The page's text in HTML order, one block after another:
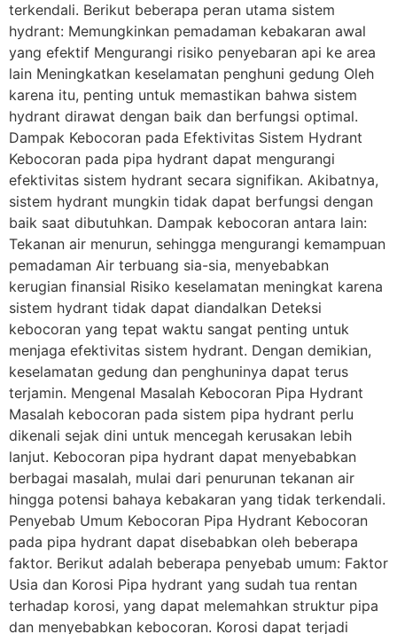
terkendali. Berikut beberapa peran utama sistem
hydrant: Memungkinkan pemadaman kebakaran awal
yang efektif Mengurangi risiko penyebaran api ke area
lain Meningkatkan keselamatan penghuni gedung Oleh
karena itu, penting untuk memastikan bahwa sistem
hydrant dirawat dengan baik dan berfungsi optimal.
Dampak Kebocoran pada Efektivitas Sistem Hydrant
Kebocoran pada pipa hydrant dapat mengurangi
efektivitas sistem hydrant secara signifikan. Akibatnya,
sistem hydrant mungkin tidak dapat berfungsi dengan
baik saat dibutuhkan. Dampak kebocoran antara lain:
Tekanan air menurun, sehingga mengurangi kemampuan
pemadaman Air terbuang sia-sia, menyebabkan
kerugian finansial Risiko keselamatan meningkat karena
sistem hydrant tidak dapat diandalkan Deteksi
kebocoran yang tepat waktu sangat penting untuk
menjaga efektivitas sistem hydrant. Dengan demikian,
keselamatan gedung dan penghuninya dapat terus
terjamin. Mengenal Masalah Kebocoran Pipa Hydrant
Masalah kebocoran pada sistem pipa hydrant perlu
dikenali sejak dini untuk mencegah kerusakan lebih
lanjut. Kebocoran pipa hydrant dapat menyebabkan
berbagai masalah, mulai dari penurunan tekanan air
hingga potensi bahaya kebakaran yang tidak terkendali.
Penyebab Umum Kebocoran Pipa Hydrant Kebocoran
pada pipa hydrant dapat disebabkan oleh beberapa
faktor. Berikut adalah beberapa penyebab umum: Faktor
Usia dan Korosi Pipa hydrant yang sudah tua rentan
terhadap korosi, yang dapat melemahkan struktur pipa
dan menyebabkan kebocoran. Korosi dapat terjadi